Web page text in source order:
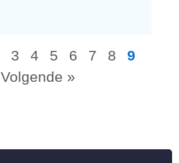
3 4 5 6 7 8
9
Volgende »